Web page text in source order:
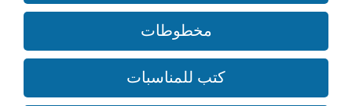
مخطوطات
كتب للمناسبات